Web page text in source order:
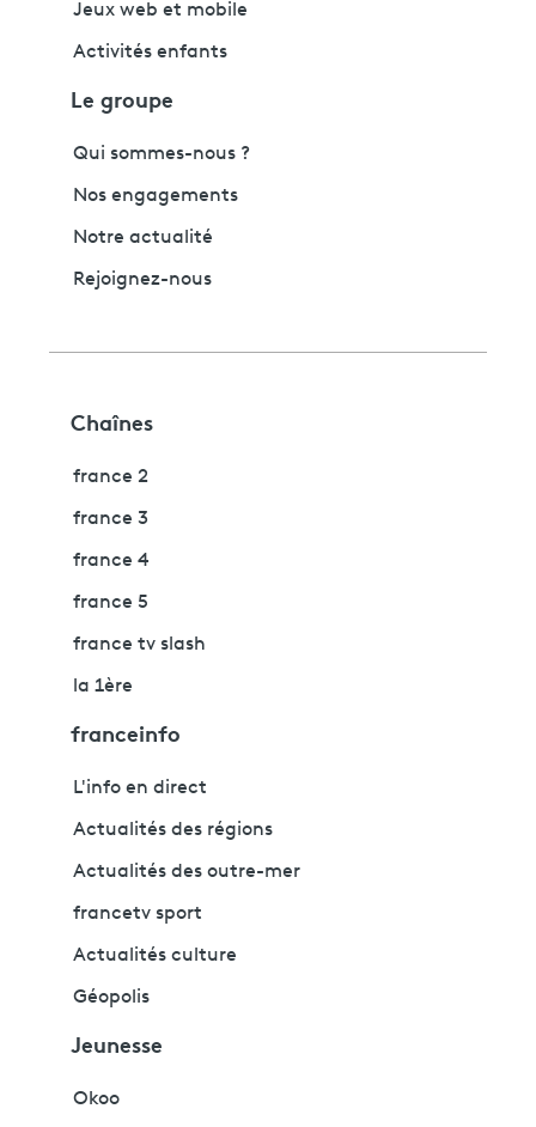
Jeux web et mobile
Activités enfants
Le groupe
Qui sommes-nous ?
Nos engagements
Notre actualité
Rejoignez-nous
Chaînes
france 2
france 3
france 4
france 5
france tv slash
la 1ère
franceinfo
L'info en direct
Actualités des régions
Actualités des outre-mer
francetv sport
Actualités culture
Géopolis
Jeunesse
Okoo